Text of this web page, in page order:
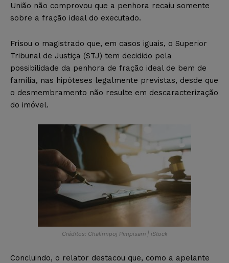
União não comprovou que a penhora recaiu somente
sobre a fração ideal do executado.
Frisou o magistrado que, em casos iguais, o Superior
Tribunal de Justiça (STJ) tem decidido pela
possibilidade da penhora de fração ideal de bem de
família, nas hipóteses legalmente previstas, desde que
o desmembramento não resulte em descaracterização
do imóvel.
Créditos: Chalirmpoj Pimpisarn | iStock
Concluindo, o relator destacou que, como a apelante